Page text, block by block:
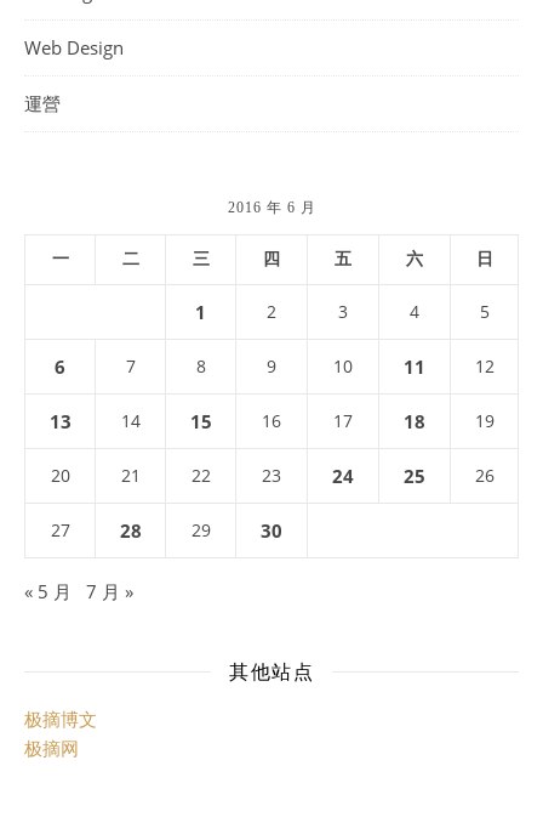
Web Design
運營
2016 年 6 月
一 二 三 四 五 六 日
1 2 3 4 5
6 7 8 9 10 11 12
13 14 15 16 17 18 19
20 21 22 23 24 25 26
27 28 29 30
« 5 月 7 月 »
其他站点
极摘博文
极摘网